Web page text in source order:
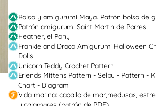
Bolso y amigurumi Maya. Patrón bolso de
Patrón amigurumi Saint Martin de Porres
Heather, el Pony
Frankie and Draco Amigurumi Halloween
Dolls
Unicorn Teddy Crochet Pattern
Erlends Mittens Pattern - Selbu - Pattern -
Chart - Diagram
Vida marina: caballo de mar,medusas,